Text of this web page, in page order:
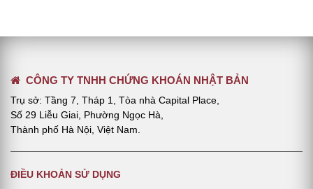
CÔNG TY TNHH CHỨNG KHOÁN NHẬT BẢN
Trụ sở: Tầng 7, Tháp 1, Tòa nhà Capital Place,
Số 29 Liễu Giai, Phường Ngọc Hà,
Thành phố Hà Nội, Việt Nam.
ĐIỀU KHOẢN SỬ DỤNG